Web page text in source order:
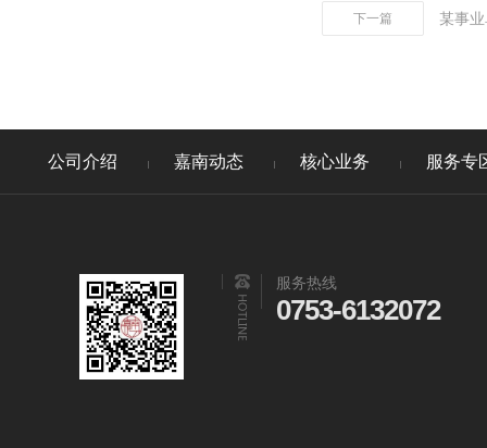
下一篇 某事
公司介绍 嘉南动态 核心业务 服务专
服务热线
0753-6132072